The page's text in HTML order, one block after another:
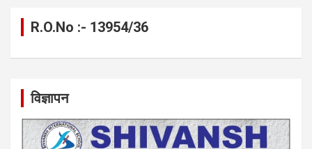
R.O.No :- 13954/36
विज्ञापन